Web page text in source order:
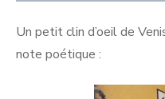
Un petit clin d’oeil de
note poétique :